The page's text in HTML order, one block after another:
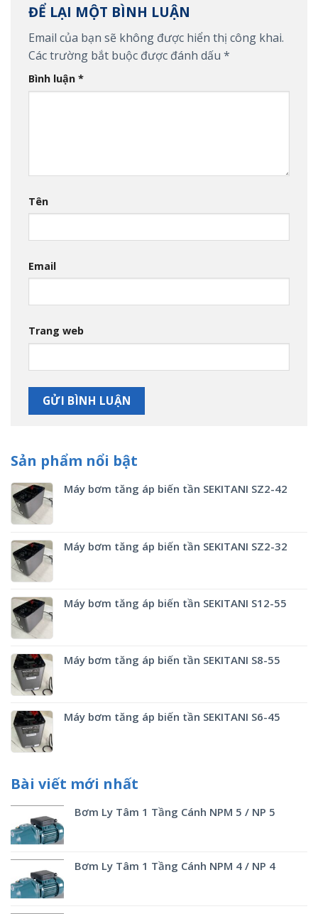
ĐỂ LẠI MỘT BÌNH LUẬN
Email của bạn sẽ không được hiển thị công khai.
Các trường bắt buộc được đánh dấu *
Bình luận *
Tên
Email
Trang web
Sản phẩm nổi bật
Máy bơm tăng áp biến tần SEKITANI SZ2-42
Máy bơm tăng áp biến tần SEKITANI SZ2-32
Máy bơm tăng áp biến tần SEKITANI S12-55
Máy bơm tăng áp biến tần SEKITANI S8-55
Máy bơm tăng áp biến tần SEKITANI S6-45
Bài viết mới nhất
Bơm Ly Tâm 1 Tầng Cánh NPM 5 / NP 5
Bơm Ly Tâm 1 Tầng Cánh NPM 4 / NP 4